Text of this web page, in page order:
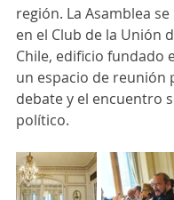
región. La Asamblea
en el Club de la Unión
Chile, edificio fundado
un espacio de reunión
debate y el encuentro
político.